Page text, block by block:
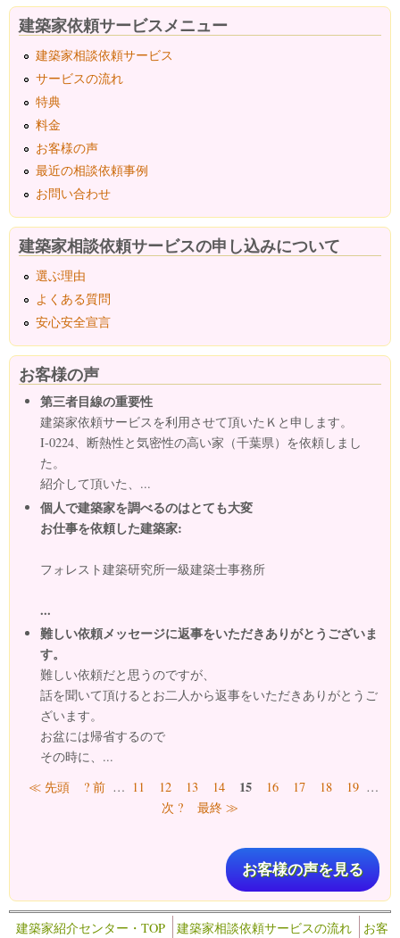
建築家依頼サービスメニュー
建築家相談依頼サービス
サービスの流れ
特典
料金
お客様の声
最近の相談依頼事例
お問い合わせ
建築家相談依頼サービスの申し込みについて
選ぶ理由
よくある質問
安心安全宣言
お客様の声
第三者目線の重要性
建築家依頼サービスを利用させて頂いたＫと申します。
I-0224、断熱性と気密性の高い家（千葉県）を依頼しまし
た。
紹介して頂いた、...
個人で建築家を調べるのはとても大変
お仕事を依頼した建築家:
フォレスト建築研究所一級建築士事務所
...
難しい依頼メッセージに返事をいただきありがとうございま
す。
難しい依頼だと思うのですが、
話を聞いて頂けるとお二人から返事をいただきありがとうご
ざいます。
お盆には帰省するので
その時に、...
ページ
≪ 先頭 ? 前 … 11 12 13 14 15 16 17 18 19 …
次 ?
最終 ≫
お客様の声を見る
建築家紹介センター・TOP 建築家相談依頼サービスの流れ
お客